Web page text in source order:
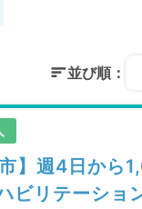
並び順：
】週4日から
リテーショ